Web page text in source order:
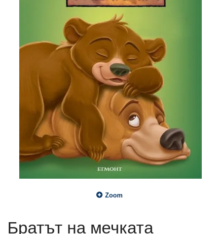
Zoom
Братът на мечката